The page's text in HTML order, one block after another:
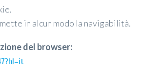
in alcun modo la navigabilità.
del browser: